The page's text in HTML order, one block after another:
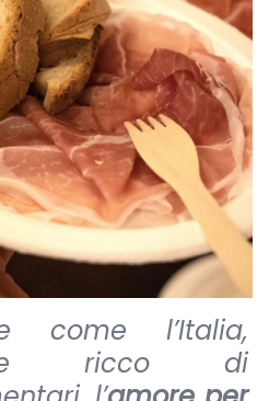
come l’Italia,
ricco di